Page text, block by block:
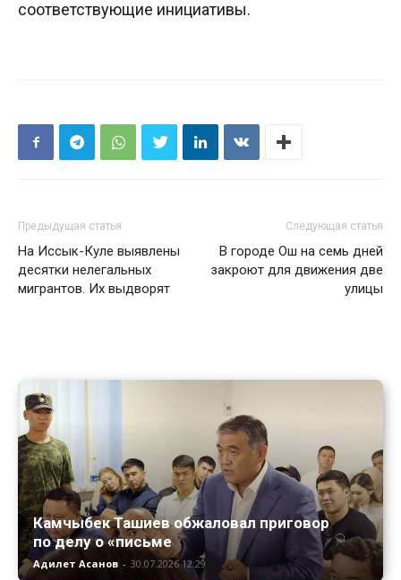
соответствующие инициативы.
Предыдущая статья
На Иссык-Куле выявлены
десятки нелегальных
мигрантов. Их выдворят
Следующая статья
В городе Ош на семь дней
закроют для движения две
улицы
Камчыбек Ташиев обжаловал приговор
по делу о «письме
Адилет Асанов - 30.07.2026 12:29